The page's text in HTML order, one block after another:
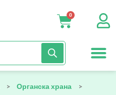
0
> Органска храна
>